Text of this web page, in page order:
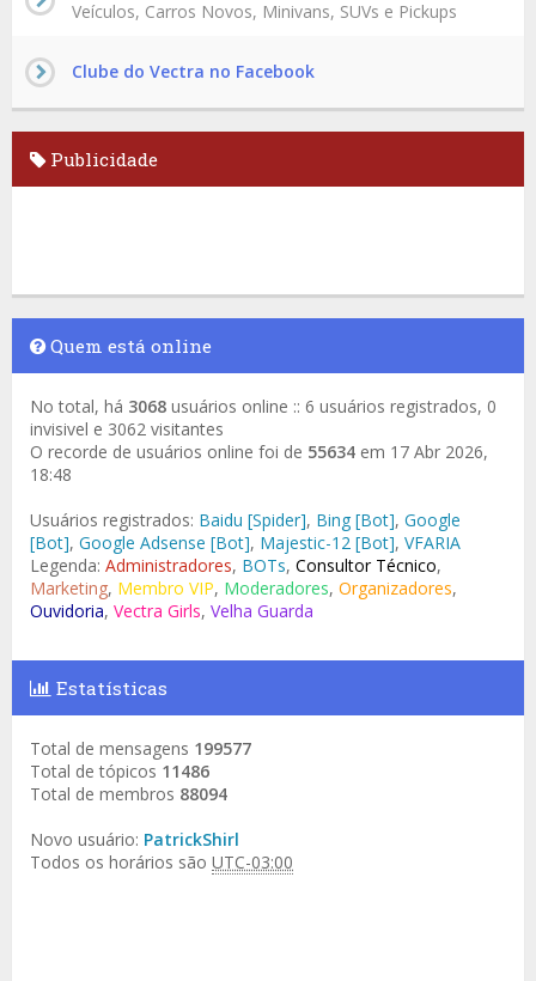
Veículos, Carros Novos, Minivans, SUVs e Pickups
Clube do Vectra no Facebook
Publicidade
Quem está online
No total, há 3068 usuários online :: 6 usuários registrados, 0
invisivel e 3062 visitantes
O recorde de usuários online foi de 55634 em 17 Abr 2026,
18:48
Usuários registrados: Baidu [Spider], Bing [Bot], Google
[Bot], Google Adsense [Bot], Majestic-12 [Bot], VFARIA
Legenda: Administradores, BOTs, Consultor Técnico,
Marketing, Membro VIP, Moderadores, Organizadores,
Ouvidoria, Vectra Girls, Velha Guarda
Estatísticas
Total de mensagens 199577
Total de tópicos 11486
Total de membros 88094
Novo usuário: PatrickShirl
Todos os horários são UTC-03:00